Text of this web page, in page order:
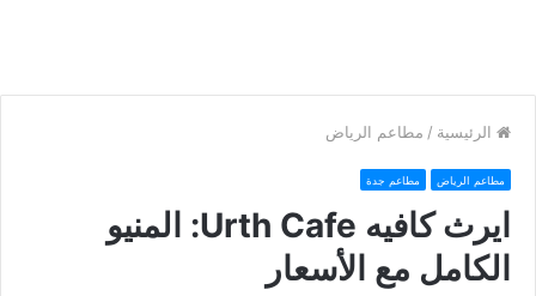
الرئيسية / مطاعم الرياض
مطاعم الرياض مطاعم جدة
ايرث كافيه Urth Cafe: المنيو
الكامل مع الأسعار